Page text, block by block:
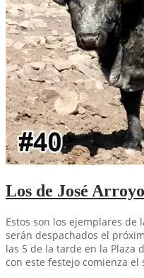
Los de José
Estos son los ejemplares de
serán despachados el
las 5 de la tarde en la Plaza
con este festejo comienza el